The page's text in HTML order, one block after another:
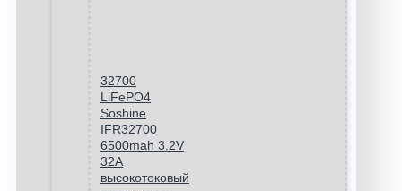
32700
LiFePO4
Soshine
IFR32700
6500mah 3.2V
32A
высокотоковый